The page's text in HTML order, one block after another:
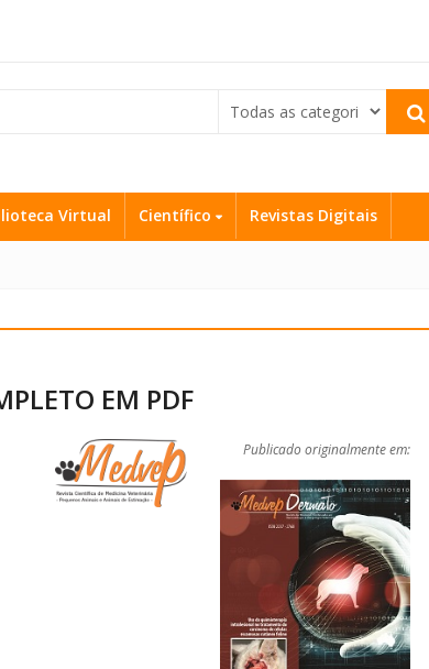
Virtual Científico Revistas Digitais
EM PDF
Publicado originalmente em: